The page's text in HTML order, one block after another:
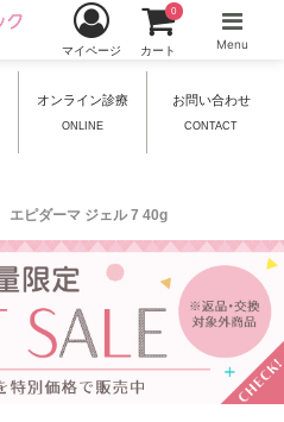
オンライン診療
ONLINE
お問い合わせ
CONTACT
エピダーマ ジェル 7 40g
マイページ カート
0
Menu